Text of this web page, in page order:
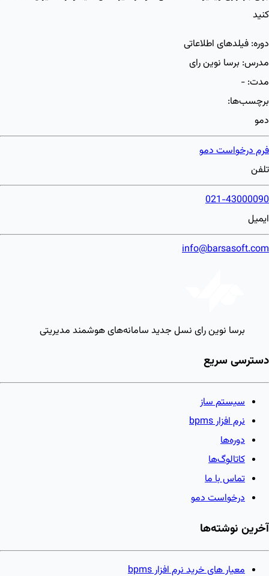
کنید
دوره: فیلدهای اطلاعاتی
مدرس: برسا نوین رای
مدت: -
برچسب‌ها:
دمو
فرم درخواست دمو
تلفن
021-43000090
ایمیل
info@barsasoft.com
برسا نوین رای نسل جدید سامانه‌های هوشمند مدیریتی
دسترسی سریع
سیستم ساز
نرم افزار bpms
دوره‌ها
کاتالوگ‌ها
تماس با ما
درخواست دمو
آخرین نوشته‌ها
معیار های خرید نرم افزار bpms